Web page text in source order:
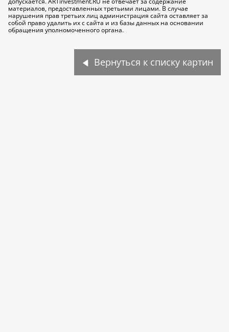
материалов, предоставленных третьими лицами. В случае
нарушения прав третьих лиц администрация сайта оставляет за
собой право удалить их с сайта и из базы данных на основании
обращения уполномоченного органа.
Вернуться к списку картин